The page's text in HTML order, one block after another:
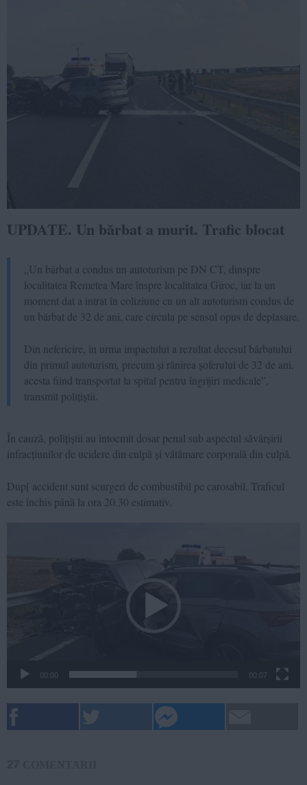
UPDATE. Un bărbat a murit. Trafic blocat
„Un bărbat a condus un autoturism pe DN CT, dinspre
localitatea Remetea Mare înspre localitatea Giroc, iar la un
moment dat a intrat în coliziune cu un alt autoturism condus de
un bărbat de 32 de ani, care circula pe sensul opus de deplasare.
Din nefericire, în urma impactului a rezultat decesul bărbatului
din primul autoturism, precum și rănirea șoferului de 32 de ani,
acesta fiind transportat la spital pentru îngrijiri medicale”,
transmit polițiștii.
În cauză, polițiștii au întocmit dosar penal sub aspectul săvârșirii
infracțiunilor de ucidere din culpă și vătămare corporală din culpă.
Dup[ accident sunt scurgeri de combustibil pe carosabil. Traficul
este închis până la ora 20.30 estimativ.
00:00 00:07